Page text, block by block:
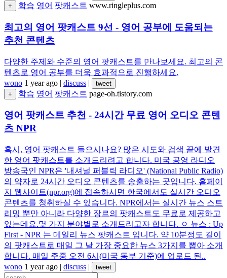
+
학습 영어 팟캐스트 www.ringleplus.com
최고의 영어 팟캐스트 9선 - 영어 공부에 도움되는
추천 콘텐츠
다양한 주제와 수준의 영어 팟캐스트를 만나보세요. 최고의 콘
텐츠로 영어 공부를 더욱 효과적으로 진행하세요.
wono 1 year ago | discuss |
tweet
+
학습 영어 팟캐스트 page-oh.tistory.com
영어 팟캐스트 추천 - 24시간 무료 영어 오디오 콘텐
츠 NPR
혹시, 영어 팟캐스트 들으시나요? 많은 시도와 검색 끝에 발견
한 영어 팟캐스트를 소개드리려고 합니다. 미국 공영 라디오
방송국인 NPR은 '내셔널 퍼블릭 라디오' (National Public Radio)
의 약자로 24시간 오디오 콘텐츠를 송출하는 곳입니다. 홈페이
지 웹사이트(npr.org)에 접속하시면 한국에서도 실시간 오디오
콘텐츠를 청취하실 수 있습니다. NPR에서는 실시간 뉴스 스트
리밍 뿐만 아니라 다양한 장르의 팟캐스트도 무료로 제공하고
있는데요.몇 가지 분야별로 소개드리고자 합니다. ㅇ 뉴스 : Up
First - NPR 는 데일리 뉴스 팟캐스트 입니다. 약 10분정도 길이
의 팟캐스트로 매일 그 날 가장 중요한 뉴스 3가지를 뽑아 소개
합니다. 매일 주중 오전 6시(미국 동부 기준)에 업로드 된..
wono 1 year ago | discuss | tweet